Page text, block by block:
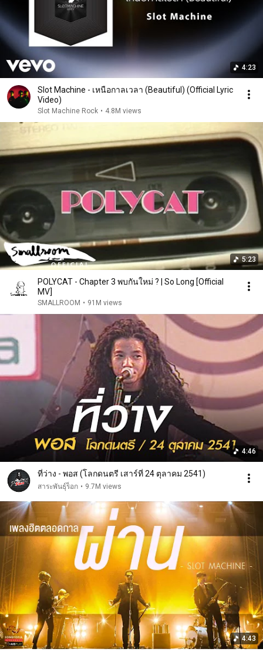
4:23
Slot Machine - เหนือกาลเวลา (Beautiful) (Official Lyric
Video)
Slot Machine Rock • 4.8M views
5:23
POLYCAT - Chapter 3 พบกันใหม่ ? | So Long [Official
MV]
SMALLROOM • 91M views
4:46
ที่ว่าง - พอส (โลกดนตรี เสาร์ที่ 24 ตุลาคม 2541)
สาระพันธุ์ร็อก • 9.7M views
4:43